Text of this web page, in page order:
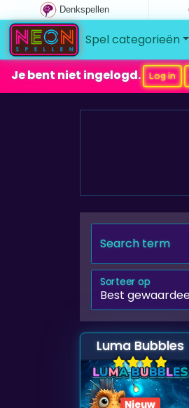
Denkspellen
Spel categorieën
Je bent niet ingelogd. Log in
Search term
Sorteer op
Luma Bubbles
Nieuw